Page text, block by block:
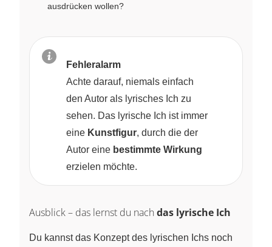
ausdrücken wollen?
Fehleralarm
Achte darauf, niemals einfach
den Autor als lyrisches Ich zu
sehen. Das lyrische Ich ist immer
eine Kunstfigur, durch die der
Autor eine bestimmte Wirkung
erzielen möchte.
Ausblick – das lernst du nach das lyrische Ich
Du kannst das Konzept des lyrischen Ichs noch